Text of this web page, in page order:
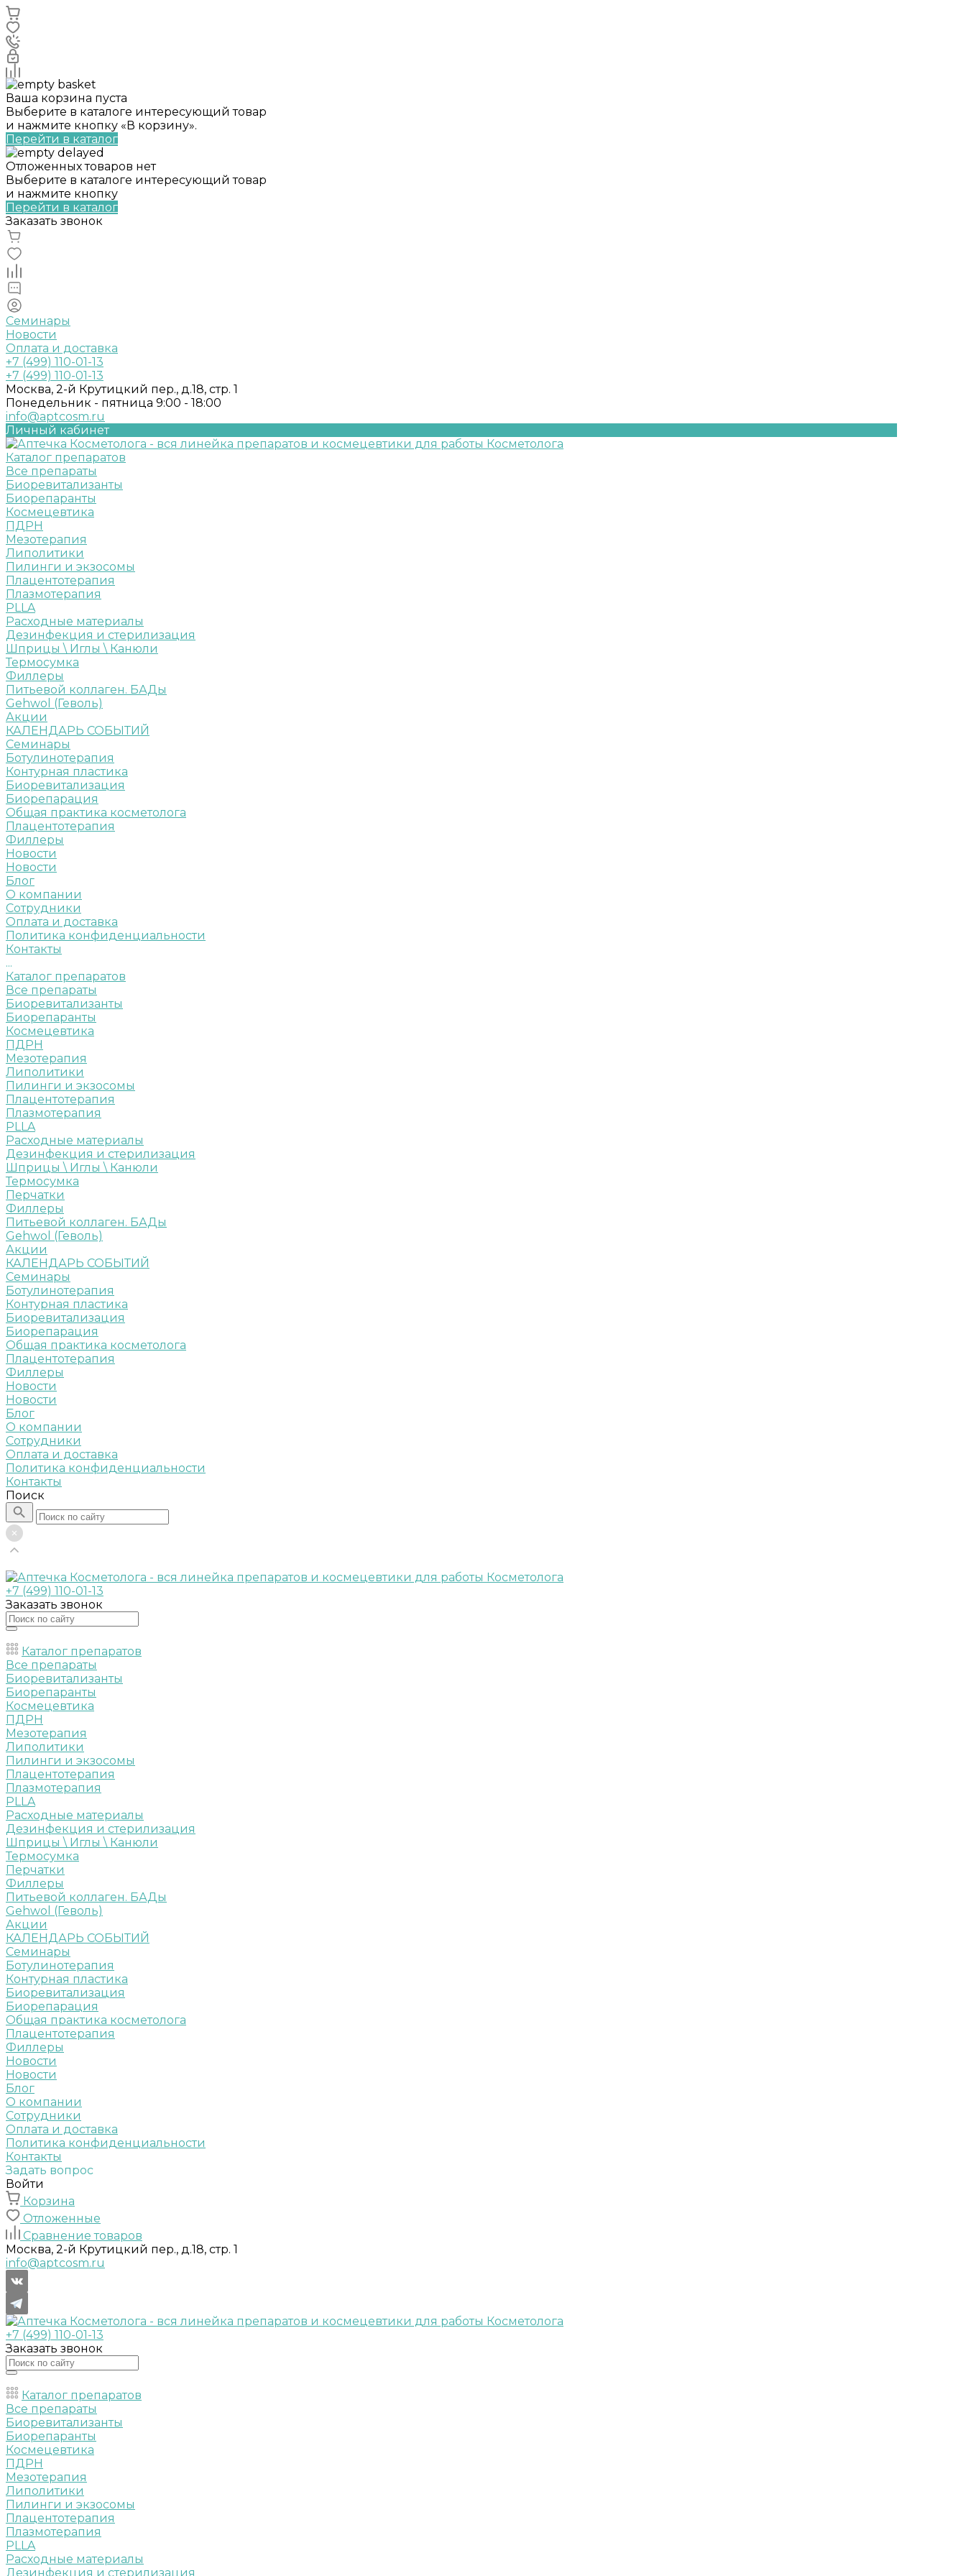
Ваша корзина пуста
Выберите в каталоге интересующий товар
и нажмите кнопку «В корзину».
Перейти в каталог
Отложенных товаров нет
Выберите в каталоге интересующий товар
и нажмите кнопку
Перейти в каталог
Заказать звонок
Семинары
Новости
Оплата и доставка
+7 (499) 110-01-13
+7 (499) 110-01-13
Москва, 2-й Крутицкий пер., д.18, стр. 1
Понедельник - пятница 9:00 - 18:00
info@aptcosm.ru
Личный кабинет
Каталог препаратов
Все препараты
Биоревитализанты
Биорепаранты
Космецевтика
ПДРН
Мезотерапия
Липолитики
Пилинги и экзосомы
Плацентотерапия
Плазмотерапия
PLLA
Расходные материалы
Дезинфекция и стерилизация
Шприцы \ Иглы \ Канюли
Термосумка
Филлеры
Питьевой коллаген. БАДы
Gehwol (Геволь)
Акции
КАЛЕНДАРЬ СОБЫТИЙ
Семинары
Ботулинотерапия
Контурная пластика
Биоревитализация
Биорепарация
Общая практика косметолога
Плацентотерапия
Филлеры
Новости
Новости
Блог
О компании
Сотрудники
Оплата и доставка
Политика конфиденциальности
Контакты
...
Каталог препаратов
Все препараты
Биоревитализанты
Биорепаранты
Космецевтика
ПДРН
Мезотерапия
Липолитики
Пилинги и экзосомы
Плацентотерапия
Плазмотерапия
PLLA
Расходные материалы
Дезинфекция и стерилизация
Шприцы \ Иглы \ Канюли
Термосумка
Перчатки
Филлеры
Питьевой коллаген. БАДы
Gehwol (Геволь)
Акции
КАЛЕНДАРЬ СОБЫТИЙ
Семинары
Ботулинотерапия
Контурная пластика
Биоревитализация
Биорепарация
Общая практика косметолога
Плацентотерапия
Филлеры
Новости
Новости
Блог
О компании
Сотрудники
Оплата и доставка
Политика конфиденциальности
Контакты
Поиск
+7 (499) 110-01-13
Заказать звонок
Каталог препаратов
Все препараты
Биоревитализанты
Биорепаранты
Космецевтика
ПДРН
Мезотерапия
Липолитики
Пилинги и экзосомы
Плацентотерапия
Плазмотерапия
PLLA
Расходные материалы
Дезинфекция и стерилизация
Шприцы \ Иглы \ Канюли
Термосумка
Перчатки
Филлеры
Питьевой коллаген. БАДы
Gehwol (Геволь)
Акции
КАЛЕНДАРЬ СОБЫТИЙ
Семинары
Ботулинотерапия
Контурная пластика
Биоревитализация
Биорепарация
Общая практика косметолога
Плацентотерапия
Филлеры
Новости
Новости
Блог
О компании
Сотрудники
Оплата и доставка
Политика конфиденциальности
Контакты
Задать вопрос
Войти
Корзина
Отложенные
Сравнение товаров
Москва, 2-й Крутицкий пер., д.18, стр. 1
info@aptcosm.ru
+7 (499) 110-01-13
Заказать звонок
Каталог препаратов
Все препараты
Биоревитализанты
Биорепаранты
Космецевтика
ПДРН
Мезотерапия
Липолитики
Пилинги и экзосомы
Плацентотерапия
Плазмотерапия
PLLA
Расходные материалы
Дезинфекция и стерилизация